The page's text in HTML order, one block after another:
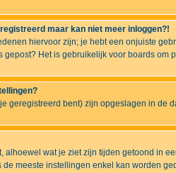
maar kan niet meer inloggen?!
hiervoor zijn; je hebt een onjuiste
gepost? Het is gebruikelijk voor boards
geregistreerd bent) zijn opgeslagen in de
alhoewel wat je ziet zijn tijden getoond in
meeste instellingen enkel kan worden